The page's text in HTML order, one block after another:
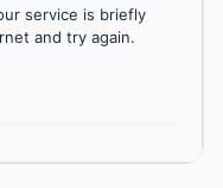
service is briefly
and try again.